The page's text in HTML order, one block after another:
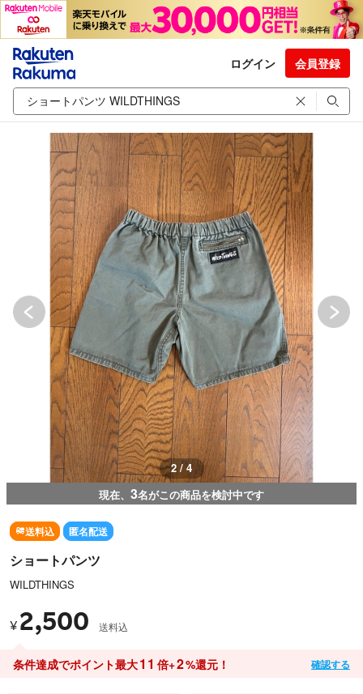
ログイン 会員登録
3 / 4
現在、 3名がこの商品を検討中です
送料込 匿名配送
ショートパンツ
WILDTHINGS
¥ 2,500 送料込
条件達成でポイント最大11 倍+2%還元！ 確認する